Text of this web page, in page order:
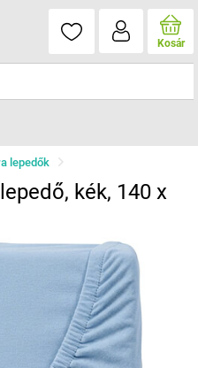
Kosár
lepedők
kék, 140 x